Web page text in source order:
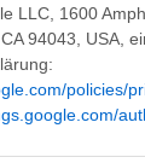
LLC, 1600
94043, USA,
policies/